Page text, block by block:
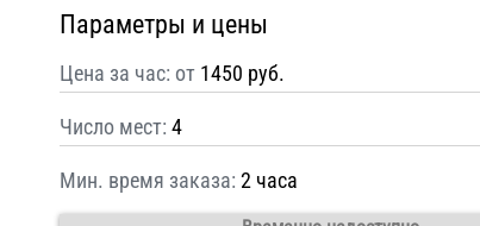
Параметры и цены
Цена за час: от 1450 руб.
Число мест: 4
Мин. время заказа: 2 часа
конфиденциальностиознакомлен(а), даю